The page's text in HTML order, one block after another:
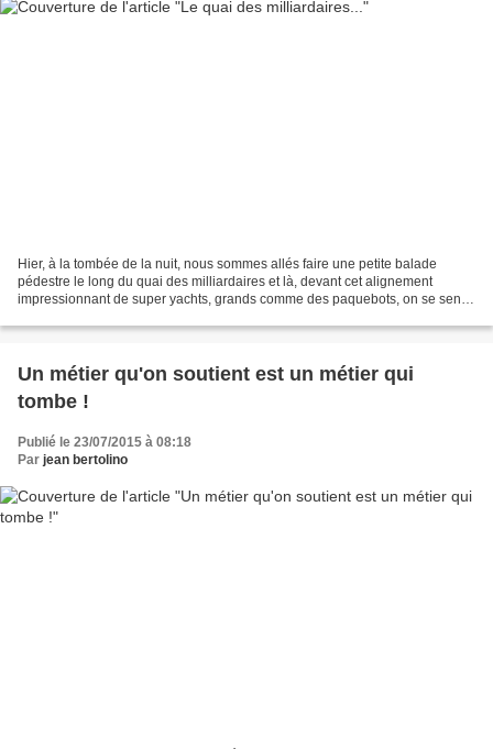
Hier, à la tombée de la nuit, nous sommes allés faire une petite balade
pédestre le long du quai des milliardaires et là, devant cet alignement
impressionnant de super yachts, grands comme des paquebots, on se sent
Un métier qu'on soutient est un métier qui
tombe !
Publié le 23/07/2015 à 08:18
Par jean bertolino